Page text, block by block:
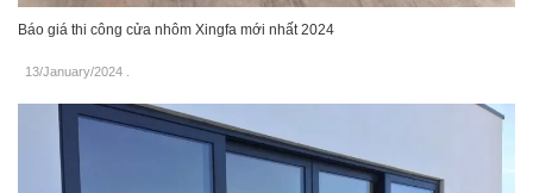
Báo giá thi công cửa nhôm Xingfa mới nhất 2024
13/January/2024